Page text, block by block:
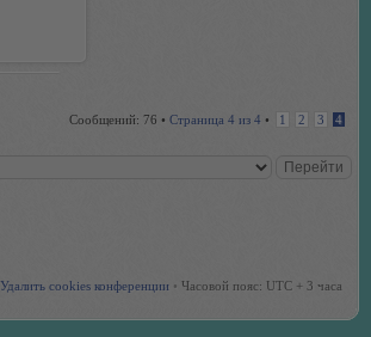
Сообщений: 76 • Страница 4 из 4 • 1 2 3 4
Удалить cookies конференции • Часовой пояс: UTC + 3 часа